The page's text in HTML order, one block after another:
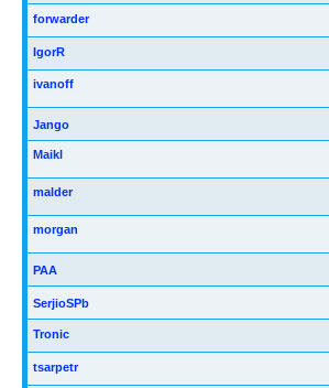
forwarder
IgorR
ivanoff
Jango
Maikl
malder
morgan
РАА
SerjioSPb
Tronic
tsarpetr